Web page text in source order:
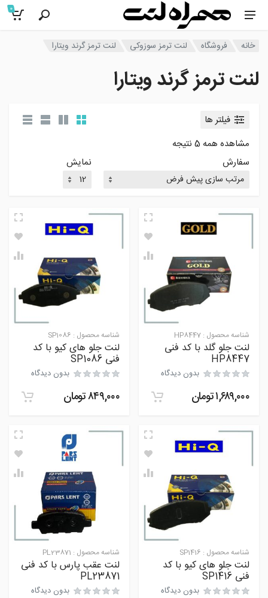
0
خانه فروشگاه لنت ترمز سوزوکی لنت ترمز گرند ویتارا
لنت ترمز گرند ویتارا
فیلتر ها
مشاهده همه 5 نتیجه
سفارش
نمایش
شناسه محصول : HP8447
لنت جلو گلد با کد فنی
HP8447
بدون دیدگاه
۱,۶۸۹,۰۰۰تومان
شناسه محصول : SP1086
لنت جلو های کیو با کد
فنی SP1086
بدون دیدگاه
۸۴۹,۰۰۰تومان
شناسه محصول : SP1416
لنت جلو های کیو با کد
فنی SP1416
بدون دیدگاه
شناسه محصول : PL23871
لنت عقب پارس با کد فنی
PL23871
بدون دیدگاه